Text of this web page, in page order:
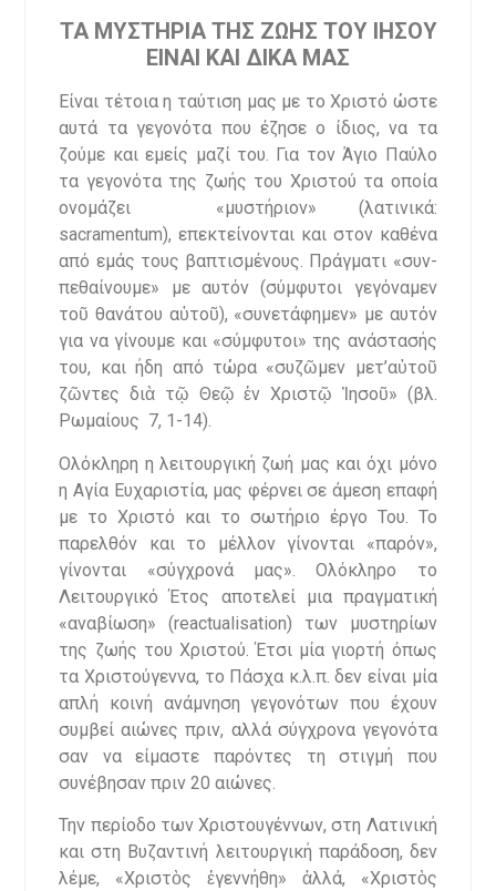
ΤΑ ΜΥΣΤΗΡΙΑ ΤΗΣ ΖΩΗΣ ΤΟΥ ΙΗΣΟΥ
ΕΙΝΑΙ ΚΑΙ ΔΙΚΑ ΜΑΣ
Είναι τέτοια η ταύτιση μας με το Χριστό ώστε
αυτά τα γεγονότα που έζησε ο ίδιος, να τα
ζούμε και εμείς μαζί του. Για τον Άγιο Παύλο
τα γεγονότα της ζωής του Χριστού τα οποία
ονομάζει «μυστήριον» (λατινικά:
sacramentum), επεκτείνονται και στον καθένα
από εμάς τους βαπτισμένους. Πράγματι «συν-
πεθαίνουμε» με αυτόν (σύμφυτοι γεγόναμεν
τοῦ θανάτου αὐτοῦ), «συνετάφημεν» με αυτόν
για να γίνουμε και «σύμφυτοι» της ανάστασής
του, και ήδη από τώρα «συζῶμεν μετ’αὐτοῦ
ζῶντες διὰ τῷ Θεῷ ἐν Χριστῷ Ἰησοῦ» (βλ.
Ρωμαίους 7, 1-14).
Ολόκληρη η λειτουργική ζωή μας και όχι μόνο
η Αγία Ευχαριστία, μας φέρνει σε άμεση επαφή
με το Χριστό και το σωτήριο έργο Του. Το
παρελθόν και το μέλλον γίνονται «παρόν»,
γίνονται «σύγχρονά μας». Ολόκληρο το
Λειτουργικό Έτος αποτελεί μια πραγματική
«αναβίωση» (reactualisation) των μυστηρίων
της ζωής του Χριστού. Έτσι μία γιορτή όπως
τα Χριστούγεννα, το Πάσχα κ.λ.π. δεν είναι μία
απλή κοινή ανάμνηση γεγονότων που έχουν
συμβεί αιώνες πριν, αλλά σύγχρονα γεγονότα
σαν να είμαστε παρόντες τη στιγμή που
συνέβησαν πριν 20 αιώνες.
Την περίοδο των Χριστουγέννων, στη Λατινική
και στη Βυζαντινή λειτουργική παράδοση, δεν
λέμε, «Χριστὸς ἐγεννήθη» ἀλλά, «Χριστὸς